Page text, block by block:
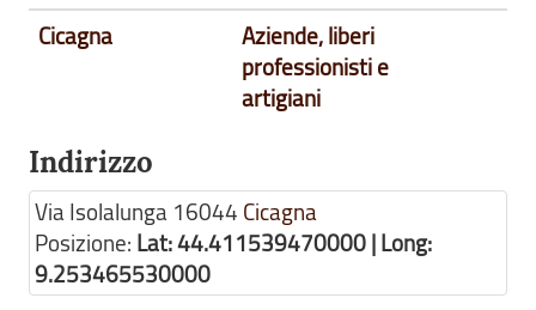
Cicagna
Aziende, liberi
professionisti e
artigiani
Indirizzo
Via Isolalunga 16044 Cicagna
Posizione: Lat: 44.411539470000 | Long:
9.253465530000